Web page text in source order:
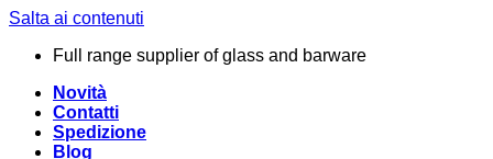
Salta ai contenuti
Full range supplier of glass and barware
Novità
Contatti
Spedizione
Blog